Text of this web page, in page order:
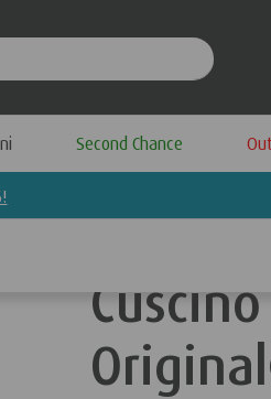
Second Chance
Cuscino